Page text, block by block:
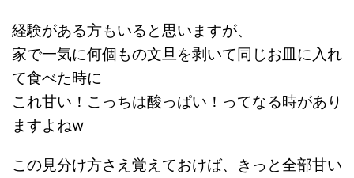
経験がある方もいると思いますが、
家で一気に何個もの文旦を剥いて同じお皿に入れ
て食べた時に
これ甘い！こっちは酸っぱい！ってなる時があり
ますよねw
この見分け方さえ覚えておけば、きっと全部甘い